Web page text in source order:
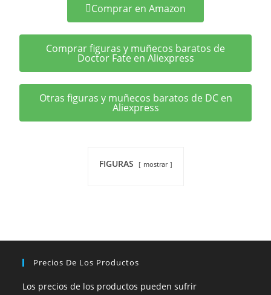
Comprar en Amazon
Comprar figuras y muñecos baratos de
Doctor Fate en Aliexpress
Otras figuras y muñecos baratos de DC en
Aliexpress
FIGURAS mostrar
Precios De Los Productos
Los precios de los productos pueden sufrir